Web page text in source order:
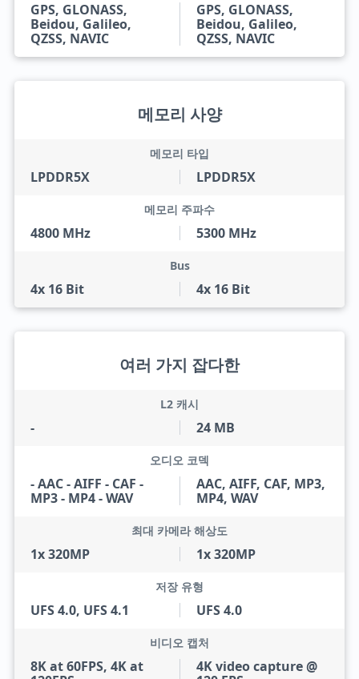
GPS, GLONASS,
Beidou, Galileo,
QZSS, NAVIC
GPS, GLONASS,
Beidou, Galileo,
QZSS, NAVIC
메모리 사양
LPDDR5X
메모리 타입
LPDDR5X
4800 MHz
메모리 주파수
5300 MHz
4x 16 Bit
Bus
4x 16 Bit
여러 가지 잡다한
-
L2 캐시
24 MB
- AAC - AIFF - CAF -
MP3 - MP4 - WAV
오디오 코덱
AAC, AIFF, CAF, MP3,
MP4, WAV
1x 320MP
최대 카메라 해상도
1x 320MP
UFS 4.0, UFS 4.1
저장 유형
UFS 4.0
8K at 60FPS, 4K at
비디오 캡처
4K video capture @